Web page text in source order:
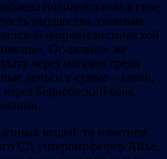
полицейскими в свое
имущества, главным
националистической
Ос-тальное же
через магазин среди
деньги в сумме – какой,
Борисовский банк
вещей, то изъятием
СД унтершарфюрер Айхе.